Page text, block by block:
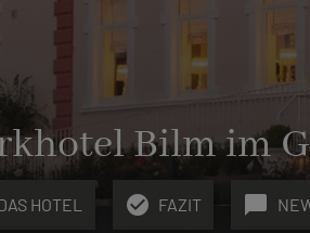
Bilm im
HOTEL check_circle FAZIT chat_bubble